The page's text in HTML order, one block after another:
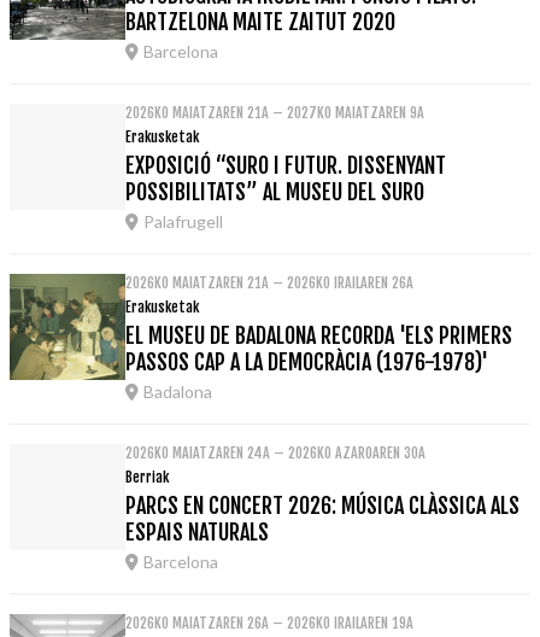
BARTZELONA MAITE ZAITUT 2020
Barcelona
2026KO MAIATZAREN 21A – 2027KO MAIATZAREN 9A
Erakusketak
EXPOSICIÓ “SURO I FUTUR. DISSENYANT
POSSIBILITATS” AL MUSEU DEL SURO
Palafrugell
2026KO MAIATZAREN 21A – 2026KO IRAILAREN 26A
Erakusketak
EL MUSEU DE BADALONA RECORDA 'ELS PRIMERS
PASSOS CAP A LA DEMOCRÀCIA (1976-1978)'
Badalona
2026KO MAIATZAREN 24A – 2026KO AZAROAREN 30A
Berriak
PARCS EN CONCERT 2026: MÚSICA CLÀSSICA ALS
ESPAIS NATURALS
Barcelona
2026KO MAIATZAREN 26A – 2026KO IRAILAREN 19A